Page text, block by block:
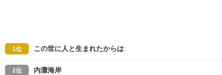
1位 この世に人と生まれたからは
2位 内灘海岸